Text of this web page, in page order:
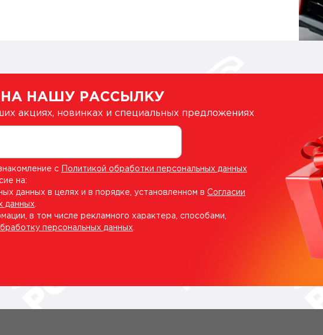
НАШУ РАССЫЛКУ
акциях, новинках и специальных предложениях
с
Политикой обработки персональных данных
на:
данных в целях и в порядке, установленном в Согласии
данных
в том числе рекламного характера, способами,
персональных данных